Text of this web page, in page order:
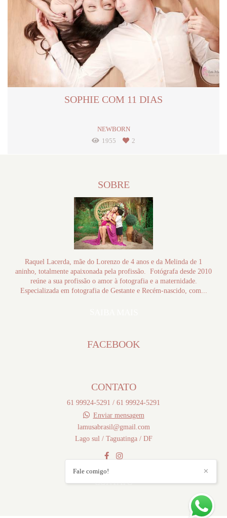
SOPHIE COM 11 DIAS
NEWBORN
1955
2
SOBRE
Raquel Lacerda, mãe do Lorenzo de 4 anos e da Melinda de 1
aninho, totalmente apaixonada pela profissão. Fotógrafa desde 2010
reúne a sua profissão o amor à fotografia e a maternidade.
Especializada em fotografia de Gestante e Recém-nascido, com...
FACEBOOK
CONTATO
61 99924-5291 / 61 99924-5291
Enviar mensagem
lamusabrasil@gmail.com
Lago sul / Taguatinga / DF
CONTATO
✕
Fale comigo!